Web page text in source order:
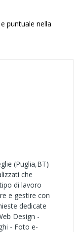
puntuale nella
(Puglia,BT)
che
di lavoro
e gestire con
dedicate
Design -
- Foto e-